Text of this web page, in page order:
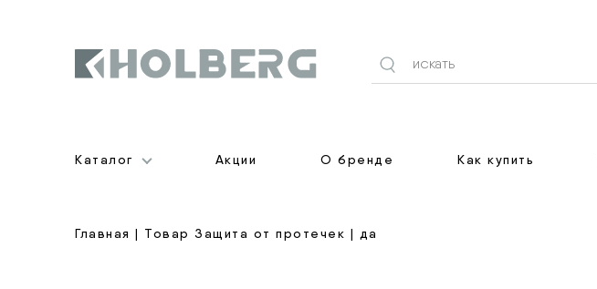
Каталог Акции О бренде Как купить
Главная | Товар Защита от протечек | да